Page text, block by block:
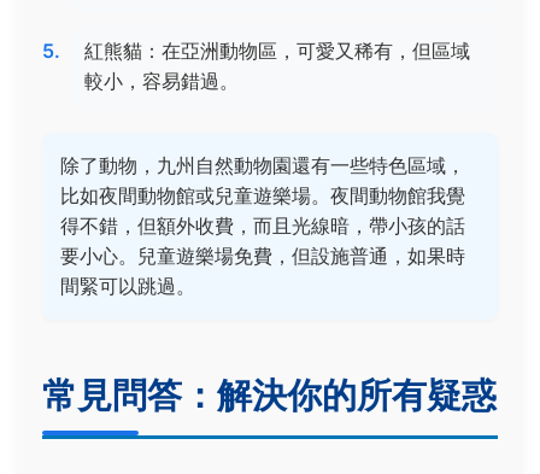
紅熊貓：在亞洲動物區，可愛又稀有，但區域
較小，容易錯過。
除了動物，九州自然動物園還有一些特色區域，
比如夜間動物館或兒童遊樂場。夜間動物館我覺
得不錯，但額外收費，而且光線暗，帶小孩的話
要小心。兒童遊樂場免費，但設施普通，如果時
間緊可以跳過。
常見問答：解決你的所有疑惑